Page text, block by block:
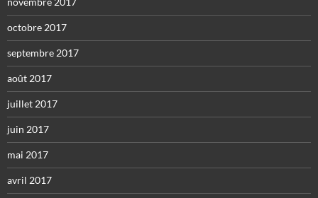
octobre 2017
septembre 2017
août 2017
juillet 2017
juin 2017
mai 2017
avril 2017